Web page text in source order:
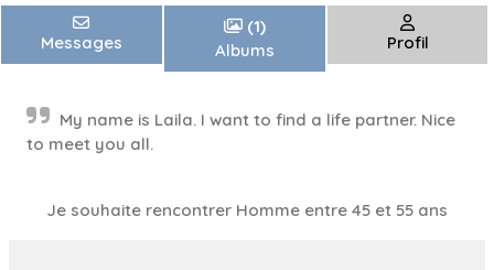
Messages
(1)
Albums
Profil
My name is Laila. I want to find a life partner. Nice
to meet you all.
Je souhaite rencontrer Homme entre 45 et 55 ans